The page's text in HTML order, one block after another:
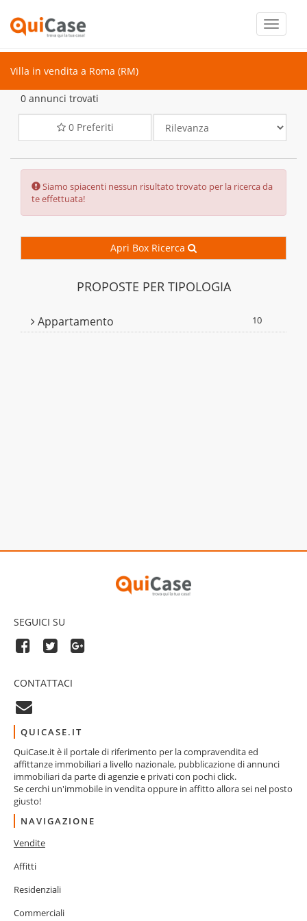
Toggle
Villa in vendita a Roma (RM)
0 annunci trovati
0Preferiti
Error:
Siamo spiacenti nessun risultato trovato per la ricerca da
te effettuata!
Apri Box Ricerca
PROPOSTE PER TIPOLOGIA
Appartamento 10
SEGUICI SU
CONTATTACI
QUICASE.IT
QuiCase.it è il portale di riferimento per la compravendita ed
affittanze immobiliari a livello nazionale, pubblicazione di annunci
immobiliari da parte di agenzie e privati con pochi click.
Se cerchi un'immobile in vendita oppure in affitto allora sei nel posto
giusto!
NAVIGAZIONE
Vendite
Affitti
Residenziali
Commerciali